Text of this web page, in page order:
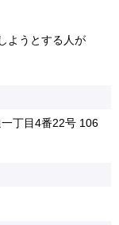
ようとする人が
丁目4番22号 106